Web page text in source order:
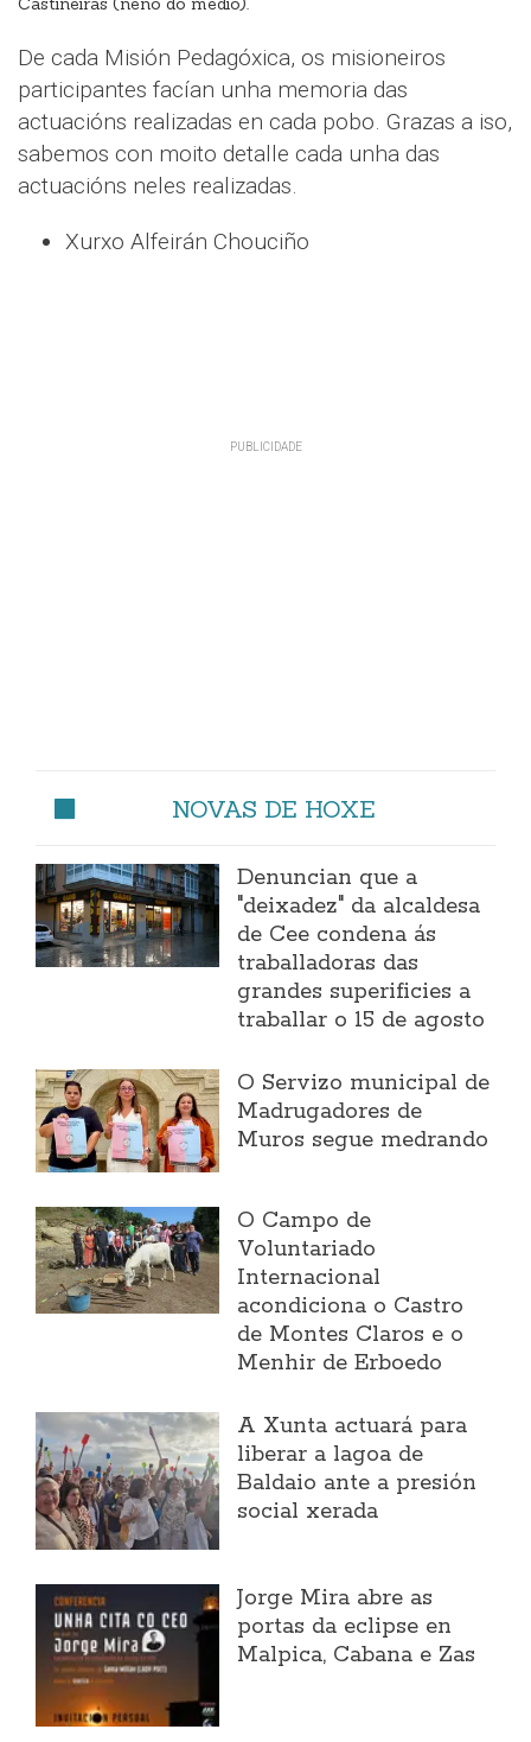
De cada Misión Pedagóxica, os misioneiros
participantes facían unha memoria das
actuacións realizadas en cada pobo. Grazas a iso,
sabemos con moito detalle cada unha das
actuacións neles realizadas.
Xurxo Alfeirán Chouciño
NOVAS DE HOXE
Denuncian que a
"deixadez" da alcaldesa
de Cee condena ás
traballadoras das
grandes superificies a
traballar o 15 de agosto
O Servizo municipal de
Madrugadores de
Muros segue medrando
O Campo de
Voluntariado
Internacional
acondiciona o Castro
de Montes Claros e o
Menhir de Erboedo
A Xunta actuará para
liberar a lagoa de
Baldaio ante a presión
social xerada
Jorge Mira abre as
portas da eclipse en
Malpica, Cabana e Zas